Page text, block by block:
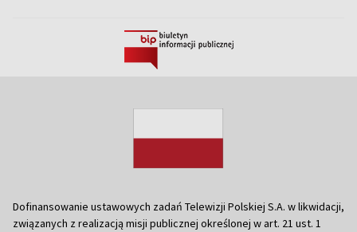
Dofinansowanie ustawowych zadań Telewizji Polskiej S.A. w likwidacji,
związanych z realizacją misji publicznej określonej w art. 21 ust. 1